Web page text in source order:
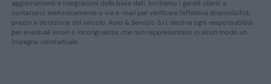
aggiornamenti e integrazioni della base dati. Invitiamo i gentili clienti a
contattarci telefonicamente o via e-mail per verificare l’effettiva disponibilità,
prezzo e dotazione del veicolo. Auto & Servizio S.r.l. declina ogni responsabilità
per eventuali errori o incongruenze, che non reppresentano in alcun modo un
impegno contrattuale.